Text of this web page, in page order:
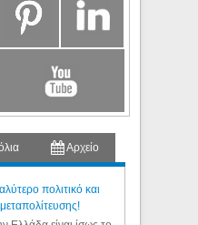
Αρχείο
πολιτικό και